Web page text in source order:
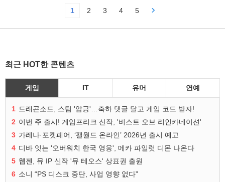
1 2 3 4 5
최근 HOT한 콘텐츠
게임 IT 유머 연예
1 드래곤소드, 스팀 '압긍'…축하 댓글 달고 게임 코드 받자!
2 이번 주 출시! 게임프리크 신작, '비스트 오브 리인카네이션'
3 가레나·포켓페어, ‘팰월드 온라인’ 2026년 출시 예고
4 디바 잇는 '오버워치 한국 영웅', 메카 파일럿 디몬 나온다
5 웹젠, 뮤 IP 신작 '뮤 테오스' 상표권 출원
6 소니 “PS 디스크 중단, 사업 영향 없다”